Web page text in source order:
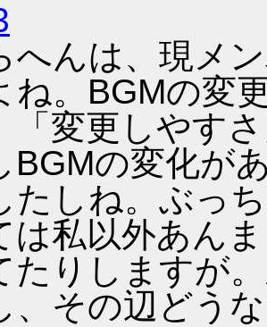
へんは、現メ
ね。BGMの変
「変更しやす
BGMの変化が
たしね。ぶっ
は私以外あん
たりしますが
、その辺どう